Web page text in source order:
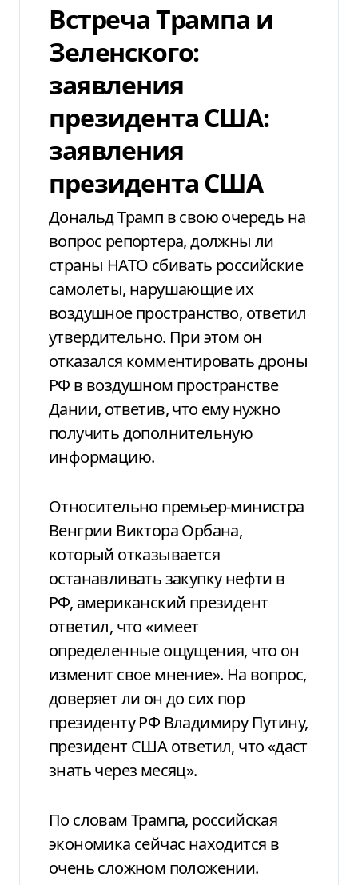
Встреча Трампа и
Зеленского:
заявления
президента США:
заявления
президента США
Дональд Трамп в свою очередь на
вопрос репортера, должны ли
страны НАТО сбивать российские
самолеты, нарушающие их
воздушное пространство, ответил
утвердительно. При этом он
отказался комментировать дроны
РФ в воздушном пространстве
Дании, ответив, что ему нужно
получить дополнительную
информацию.
Относительно премьер-министра
Венгрии Виктора Орбана,
который отказывается
останавливать закупку нефти в
РФ, американский президент
ответил, что «имеет
определенные ощущения, что он
изменит свое мнение». На вопрос,
доверяет ли он до сих пор
президенту РФ Владимиру Путину,
президент США ответил, что «даст
знать через месяц».
По словам Трампа, российская
экономика сейчас находится в
очень сложном положении.